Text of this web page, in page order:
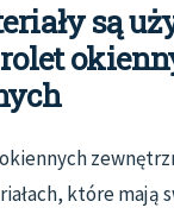
są
które mają